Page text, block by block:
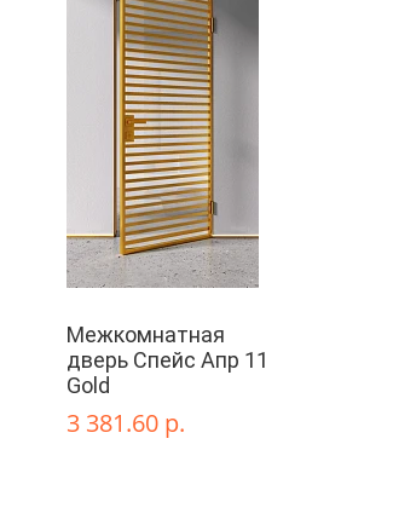
Межкомнатная
дверь Спейс Апр 11
Gold
3 381.60 р.